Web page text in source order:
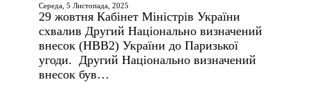
Середа, 5 Листопада, 2025
29 жовтня Кабінет Міністрів України
схвалив Другий Національно визначений
внесок (НВВ2) України до Паризької
угоди. Другий Національно визначений
внесок був…